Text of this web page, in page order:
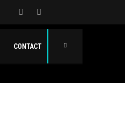
CONTACT